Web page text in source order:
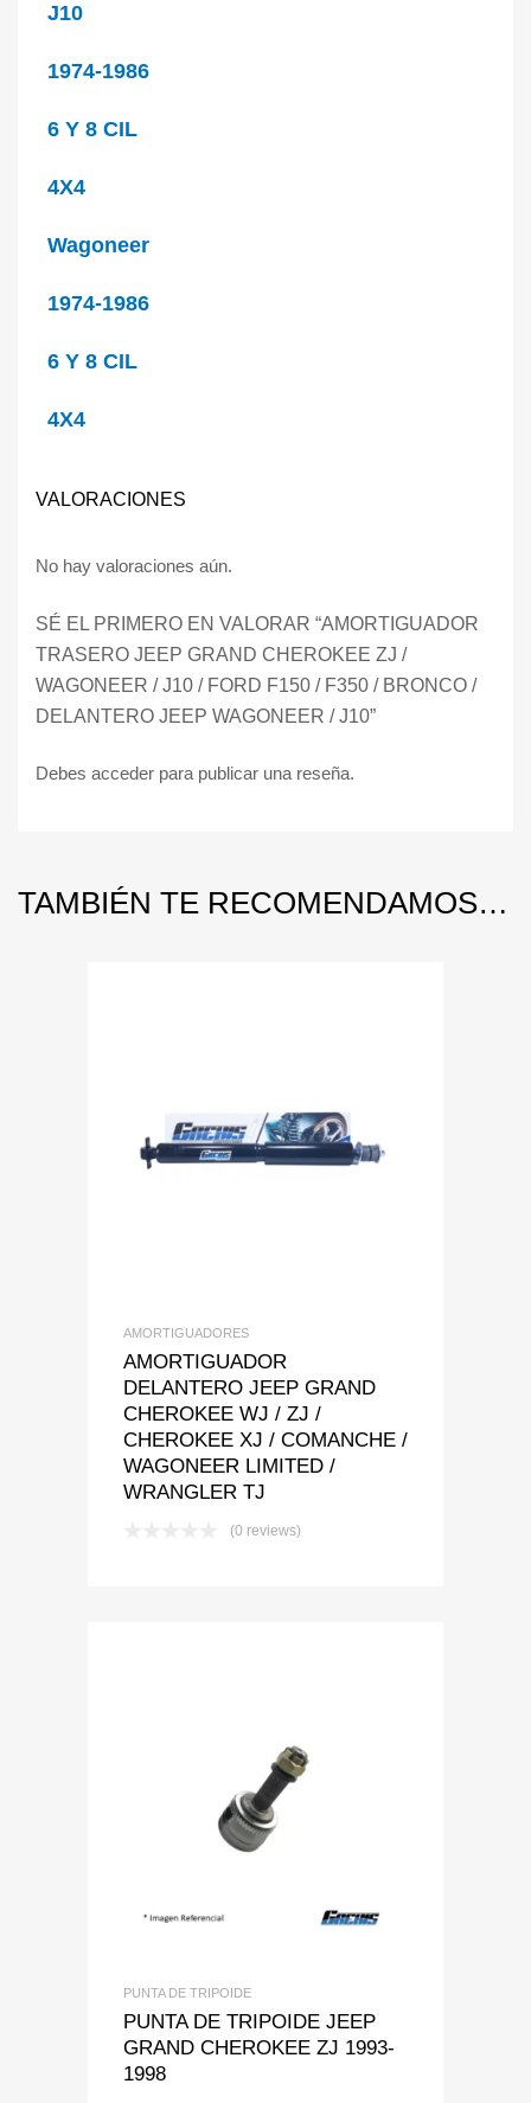
J10
1974-1986
6 Y 8 CIL
4X4
Wagoneer
1974-1986
6 Y 8 CIL
4X4
VALORACIONES
No hay valoraciones aún.
SÉ EL PRIMERO EN VALORAR “AMORTIGUADOR
TRASERO JEEP GRAND CHEROKEE ZJ /
WAGONEER / J10 / FORD F150 / F350 / BRONCO /
DELANTERO JEEP WAGONEER / J10”
Debes acceder para publicar una reseña.
TAMBIÉN TE RECOMENDAMOS…
Add to Wishlist
Add to Compare
AMORTIGUADORES
AMORTIGUADOR
DELANTERO JEEP GRAND
CHEROKEE WJ / ZJ /
CHEROKEE XJ / COMANCHE /
WAGONEER LIMITED /
WRANGLER TJ
(0 reviews)
Add to Wishlist
PUNTA DE TRIPOIDE
PUNTA DE TRIPOIDE JEEP
GRAND CHEROKEE ZJ 1993-
1998